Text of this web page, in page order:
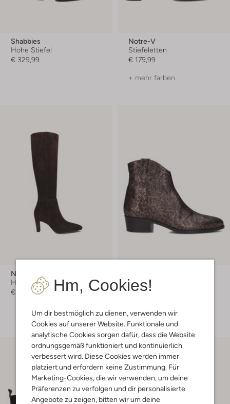
Hm, Cookies!
Um dir bestmöglich zu dienen, verwenden wir
Cookies auf unserer Website. Funktionale und
analytische Cookies sorgen dafür, dass die Website
ordnungsgemäß funktioniert und kontinuierlich
verbessert wird. Diese Cookies werden immer
platziert und erfordern keine Zustimmung. Für
Marketing-Cookies, die wir verwenden, um deine
Präferenzen zu verfolgen und dir personalisierte
Angebote zu zeigen, bitten wir um deine
Shabbies
Hohe Stiefel
€ 329,99
Notre-V
Stiefeletten
€ 179,99
+ mehr farben
Notre-V
Hohe Stiefel
€ 249,99
Stiefeletten
€ 189,99
+ mehr farben